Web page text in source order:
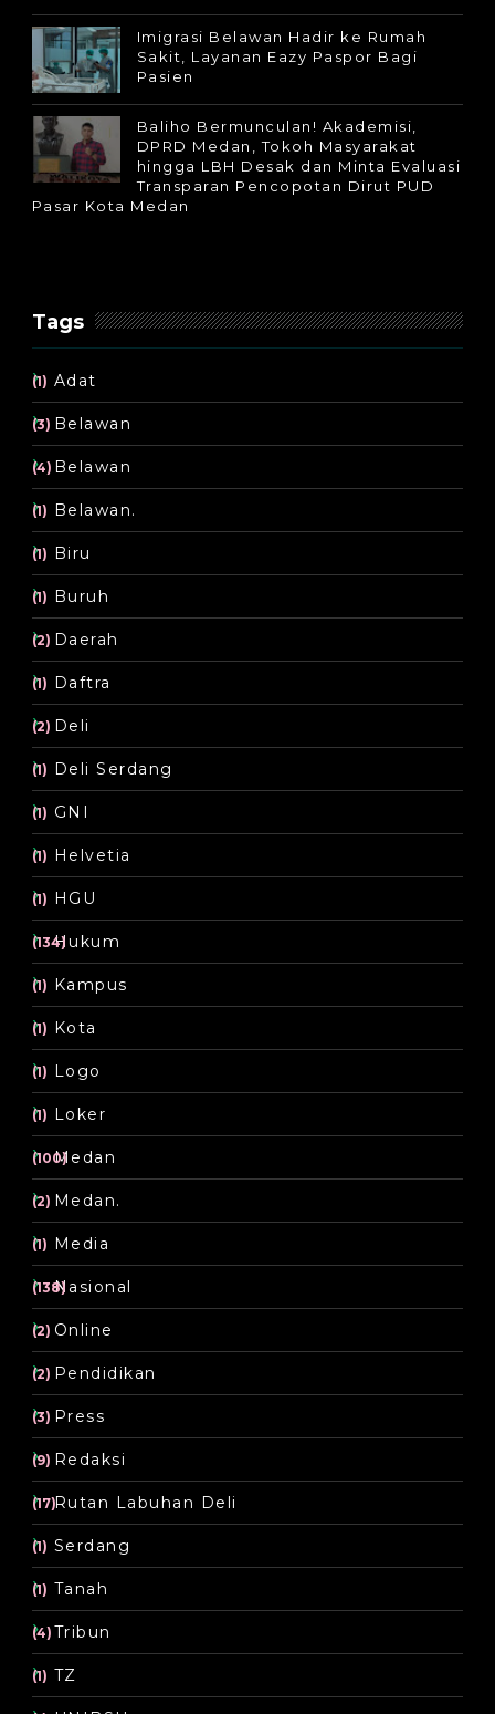
Imigrasi Belawan Hadir ke Rumah
Sakit, Layanan Eazy Paspor Bagi
Pasien
Baliho Bermunculan! Akademisi,
DPRD Medan, Tokoh Masyarakat
hingga LBH Desak dan Minta Evaluasi
Transparan Pencopotan Dirut PUD
Pasar Kota Medan
Tags
Adat
(1)
Belawan
(3)
Belawan
(4)
Belawan.
(1)
Biru
(1)
Buruh
(1)
Daerah
(2)
Daftra
(1)
Deli
(2)
Deli Serdang
(1)
GNI
(1)
Helvetia
(1)
HGU
(1)
Hukum
(134)
Kampus
(1)
Kota
(1)
Logo
(1)
Loker
(1)
Medan
(100)
Medan.
(2)
Media
(1)
Nasional
(138)
Online
(2)
Pendidikan
(2)
Press
(3)
Redaksi
(9)
Rutan Labuhan Deli
(17)
Serdang
(1)
Tanah
(1)
Tribun
(4)
TZ
(1)